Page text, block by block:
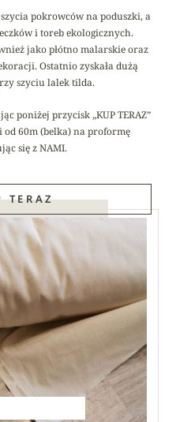
pokrowców na poduszki, a
i toreb ekologicznych.
jako płótno malarskie oraz
Ostatnio zyskała dużą
szyciu lalek tilda.
poniżej przycisk „KUP TERAZ”
60m (belka) na proformę
się z NAMI.
TERAZ